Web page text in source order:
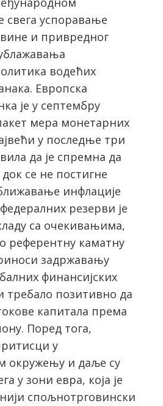
свега успоравање
и привредног
водећих
Европска
је у септембру
мера монетарних
у последње три
да је спремна да
се не постигне
инфлације
резерви је
са очекивањима,
референтну каматну
задржавању
финансијских
требало позитивно да
капитала према
Поред тога,
у
окружењу и даље су
у зони евра, која је
спољнотрговински